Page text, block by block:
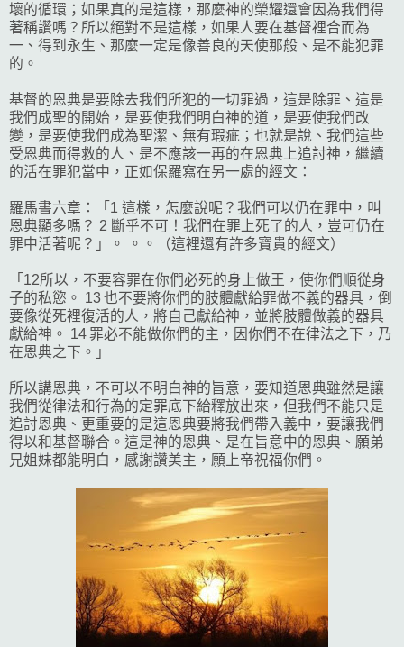
壞的循環；如果真的是這樣，那麼神的榮耀還會因為我們得
著稱讚嗎？所以絕對不是這樣，如果人要在基督裡合而為
一、得到永生、那麼一定是像善良的天使那般、是不能犯罪
的。
基督的恩典是要除去我們所犯的一切罪過，這是除罪、這是
我們成聖的開始，是要使我們明白神的道，是要使我們改
變，是要使我們成為聖潔、無有瑕疵；也就是說、我們這些
受恩典而得救的人、是不應該一再的在恩典上追討神，繼續
的活在罪犯當中，正如保羅寫在另一處的經文：
羅馬書六章：「1 這樣，怎麼說呢？我們可以仍在罪中，叫
恩典顯多嗎？ 2 斷乎不可！我們在罪上死了的人，豈可仍在
罪中活著呢？」。 。。（這裡還有許多寶貴的經文）
「12所以，不要容罪在你們必死的身上做王，使你們順從身
子的私慾。 13 也不要將你們的肢體獻給罪做不義的器具，倒
要像從死裡復活的人，將自己獻給神，並將肢體做義的器具
獻給神。 14 罪必不能做你們的主，因你們不在律法之下，乃
在恩典之下。」
所以講恩典，不可以不明白神的旨意，要知道恩典雖然是讓
我們從律法和行為的定罪底下給釋放出來，但我們不能只是
追討恩典、更重要的是這恩典要將我們帶入義中，要讓我們
得以和基督聯合。這是神的恩典、是在旨意中的恩典、願弟
兄姐妹都能明白，感謝讚美主，願上帝祝福你們。